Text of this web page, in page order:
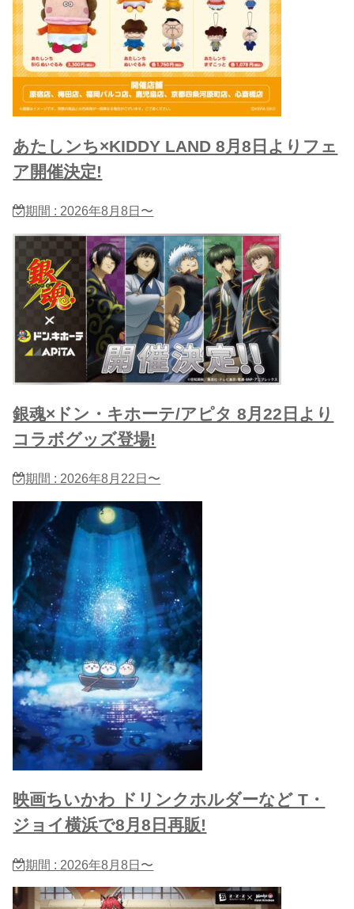
あたしンち×KIDDY LAND 8月8日よりフェ
ア開催決定!
期間 : 2026年8月8日〜
銀魂×ドン・キホーテ/アピタ 8月22日より
コラボグッズ登場!
期間 : 2026年8月22日〜
映画ちいかわ ドリンクホルダーなど T・
ジョイ横浜で8月8日再販!
期間 : 2026年8月8日〜